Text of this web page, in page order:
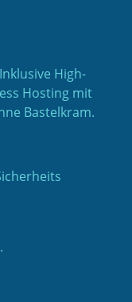
High-
Hosting mit
Bastelkram.